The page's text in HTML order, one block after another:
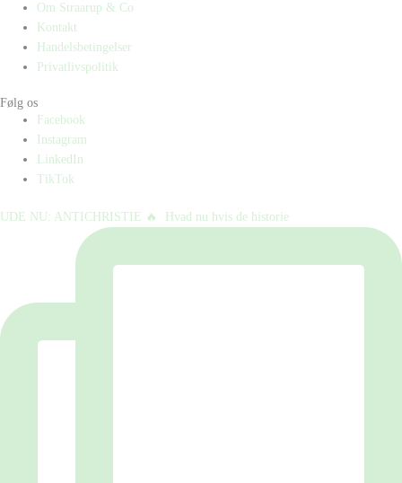
Om Straarup & Co
Kontakt
Handelsbetingelser
Privatlivspolitik
Følg os
Facebook
Instagram
LinkedIn
TikTok
UDE NU: ANTICHRISTIE 🔥⁠ ⁠ Hvad nu hvis de historie